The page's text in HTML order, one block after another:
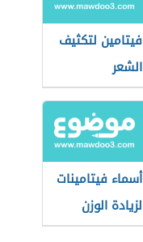
فيتامين لتكثيف
الشعر
أسماء فيتامينات
لزيادة الوزن